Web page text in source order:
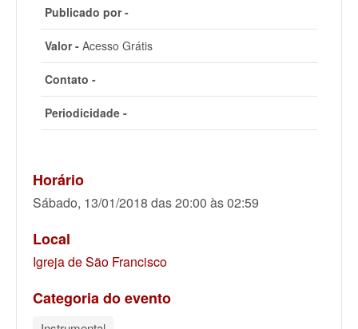
Publicado por -
Valor - Acesso Grátis
Contato -
Periodicidade -
Horário
Sábado, 13/01/2018 das 20:00 às 02:59
Local
Igreja de São Francisco
Categoria do evento